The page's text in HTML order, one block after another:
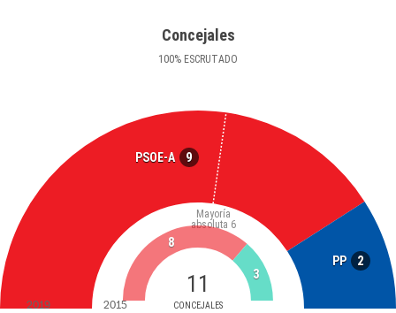
Concejales
100% ESCRUTADO
PSOE-A 9
PP 2
11
CONCEJALES
Mayoría
absoluta 6
8
3
2019 2015